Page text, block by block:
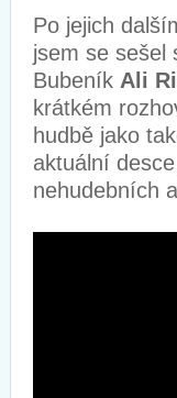
Po jejich
jsem se sešel
Bubeník Ali
krátkém
hudbě jako
aktuální desce
nehudebních